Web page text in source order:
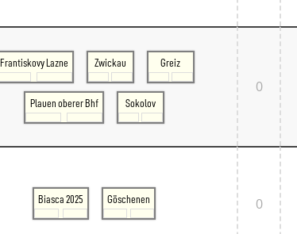
Frantiskovy Lazne Zwickau Greiz
Plauen oberer Bhf Sokolov
0
Biasca 2025 Göschenen 0